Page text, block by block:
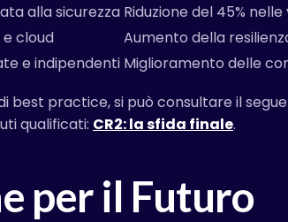
alla sicurezza Riduzione del 45%
cloud
Aumento della
e indipendenti Miglioramento delle
practice, si può consultare il
qualificati: CR2: la sfida finale.
per il Futuro